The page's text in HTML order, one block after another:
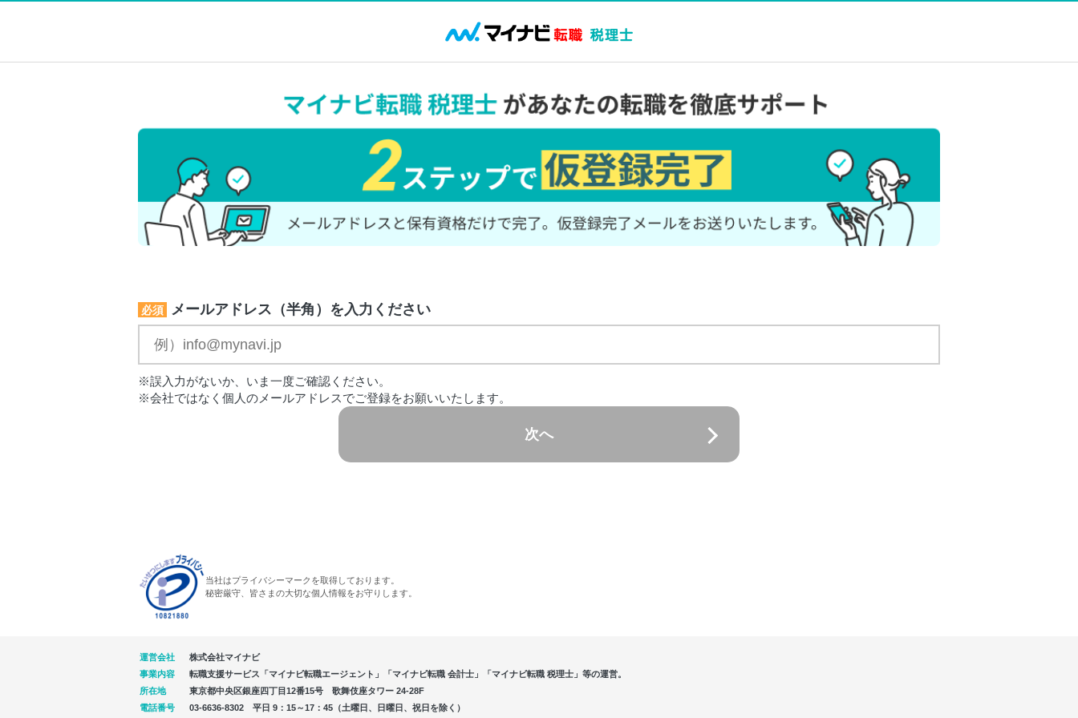
必須 メールアドレス（半角）を入力ください
※誤入力がないか、いま一度ご確認ください。
※会社ではなく個人のメールアドレスでご登録をお願いいたします。
次へ
当社はプライバシーマークを取得しております。
秘密厳守、皆さまの大切な個人情報をお守りします。
運営会社
株式会社マイナビ
事業内容
転職支援サービス「マイナビ転職エージェント」「マイナビ転職 会計士」「マイナビ転職 税理士」等の運営。
所在地
東京都中央区銀座四丁目12番15号 歌舞伎座タワー 24-28F
電話番号
03-6636-8302 平日 9：15～17：45（土曜日、日曜日、祝日を除く）